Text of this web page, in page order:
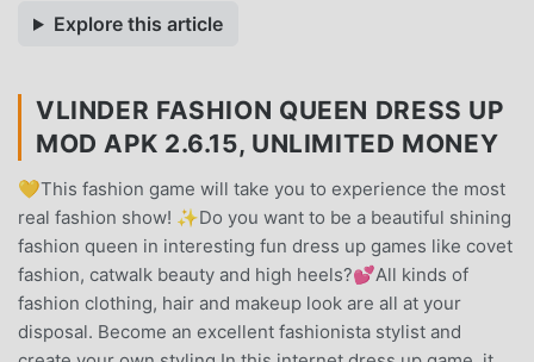
Explore this article
VLINDER FASHION QUEEN DRESS UP
MOD APK 2.6.15, UNLIMITED MONEY
💛This fashion game will take you to experience the most
real fashion show! ✨Do you want to be a beautiful shining
fashion queen in interesting fun dress up games like covet
fashion, catwalk beauty and high heels?💕All kinds of
fashion clothing, hair and makeup look are all at your
disposal. Become an excellent fashionista stylist and